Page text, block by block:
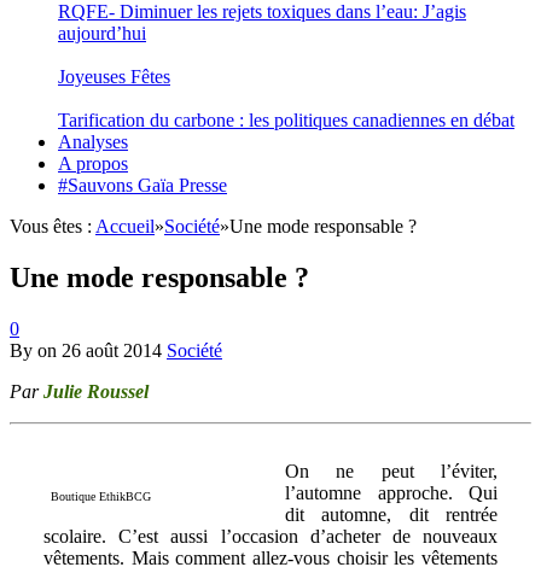
RQFE- Diminuer les rejets toxiques dans l’eau: J’agis
aujourd’hui
Joyeuses Fêtes
Tarification du carbone : les politiques canadiennes en débat
Analyses
A propos
#Sauvons Gaïa Presse
Vous êtes : Accueil»Société»Une mode responsable ?
Une mode responsable ?
0
By on 26 août 2014 Société
ParJulie Roussel
Boutique EthikBCG
On ne peut l’éviter,
l’automne approche. Qui
dit automne, dit rentrée
scolaire. C’est aussi l’occasion d’acheter de nouveaux
vêtements. Mais comment allez-vous choisir les vêtements